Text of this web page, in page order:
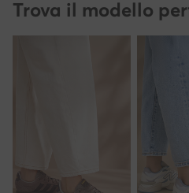
Trova il modello